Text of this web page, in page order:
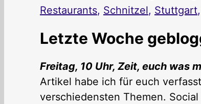
Restaurants, Schnitzel, Stuttgart,
Letzte Woche
Freitag, 10 Uhr, Zeit, euch was
Artikel habe ich für euch
verschiedensten Themen.